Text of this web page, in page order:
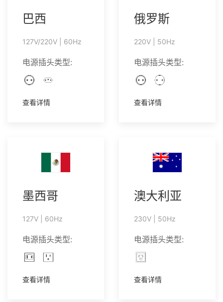
巴西
127V/220V | 60Hz
电源插头类型:
查看详情
俄罗斯
220V | 50Hz
电源插头类型:
查看详情
墨西哥
127V | 60Hz
电源插头类型:
查看详情
澳大利亚
230V | 50Hz
电源插头类型:
查看详情